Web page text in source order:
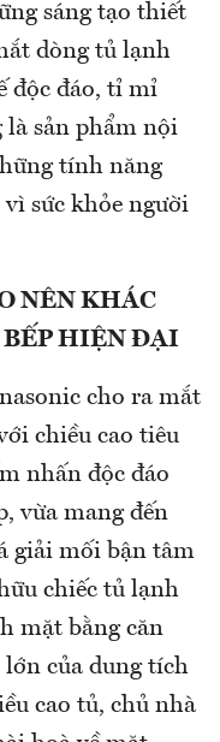
sáng tạo thiết
dòng tủ lạnh
độc đáo, tỉ mỉ
là sản phẩm nội
tính năng
sức khỏe người
NÊN KHÁC
BẾP HIỆN ĐẠI
cho ra mắt
chiều cao tiêu
nhấn độc đáo
vừa mang đến
giải mối bận tâm
chiếc tủ lạnh
mặt bằng căn
lớn của dung tích
cao tủ, chủ nhà